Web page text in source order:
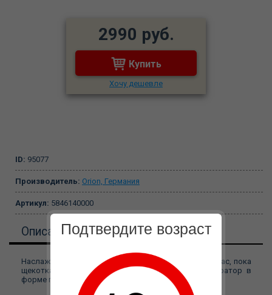
2990 руб.
Купить
Хочу дешевле
ID: 95077
Производитель: Orion, Германия
Артикул: 5846140000
Описание
Наслаждайтесь головкой и венами глубоко внутри вас, пока
щекотка клитора ласкает ваш клитор! Синий вибратор в
форме пениса с 7 функциями вибрации.
Подтвердите возраст